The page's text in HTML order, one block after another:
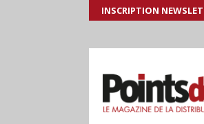
INSCRIPTION